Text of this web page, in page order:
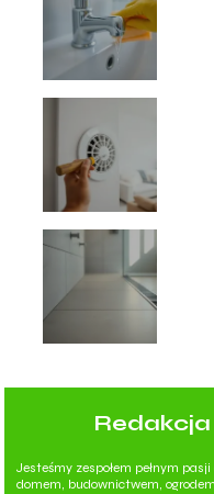
Jesteśmy zespołem pełnym
domem, budownictwem,